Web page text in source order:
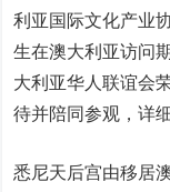
利亚国际文化产业
生在澳大利亚访问
大利亚华人联谊会
待并陪同参观，详
悉尼天后宫由移居